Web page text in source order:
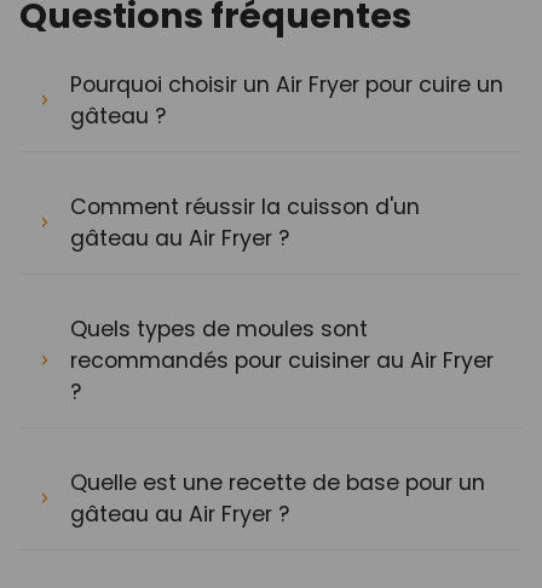
Questions fréquentes
Pourquoi choisir un Air Fryer pour cuire un
gâteau ?
Comment réussir la cuisson d'un
gâteau au Air Fryer ?
Quels types de moules sont
recommandés pour cuisiner au Air Fryer
?
Quelle est une recette de base pour un
gâteau au Air Fryer ?